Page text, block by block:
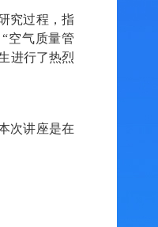
究过程，指
空气质量管
进行了热烈
次讲座是在